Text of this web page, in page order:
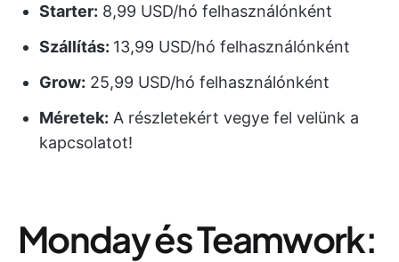
Starter: 8,99 USD/hó felhasználónként
Szállítás: 13,99 USD/hó felhasználónként
Grow: 25,99 USD/hó felhasználónként
Méretek: A részletekért vegye fel velünk a
kapcsolatot!
Monday és Teamwork: